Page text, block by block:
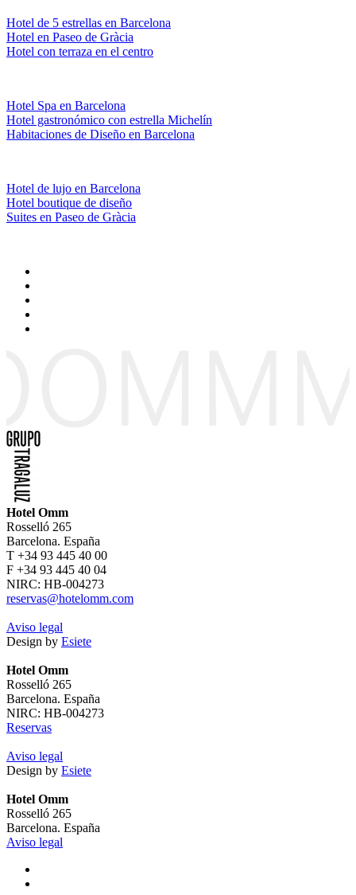
Hotel de 5 estrellas en Barcelona
Hotel en Paseo de Gràcia
Hotel con terraza en el centro
Hotel Spa en Barcelona
Hotel gastronómico con estrella Michelín
Habitaciones de Diseño en Barcelona
Hotel de lujo en Barcelona
Hotel boutique de diseño
Suites en Paseo de Gràcia
Hotel Omm
Rosselló 265
Barcelona. España
T +34 93 445 40 00
F +34 93 445 40 04
NIRC: HB-004273
reservas@hotelomm.com
Aviso legal
Design by Esiete
Hotel Omm
Rosselló 265
Barcelona. España
NIRC: HB-004273
Reservas
Aviso legal
Design by Esiete
Hotel Omm
Rosselló 265
Barcelona. España
Aviso legal